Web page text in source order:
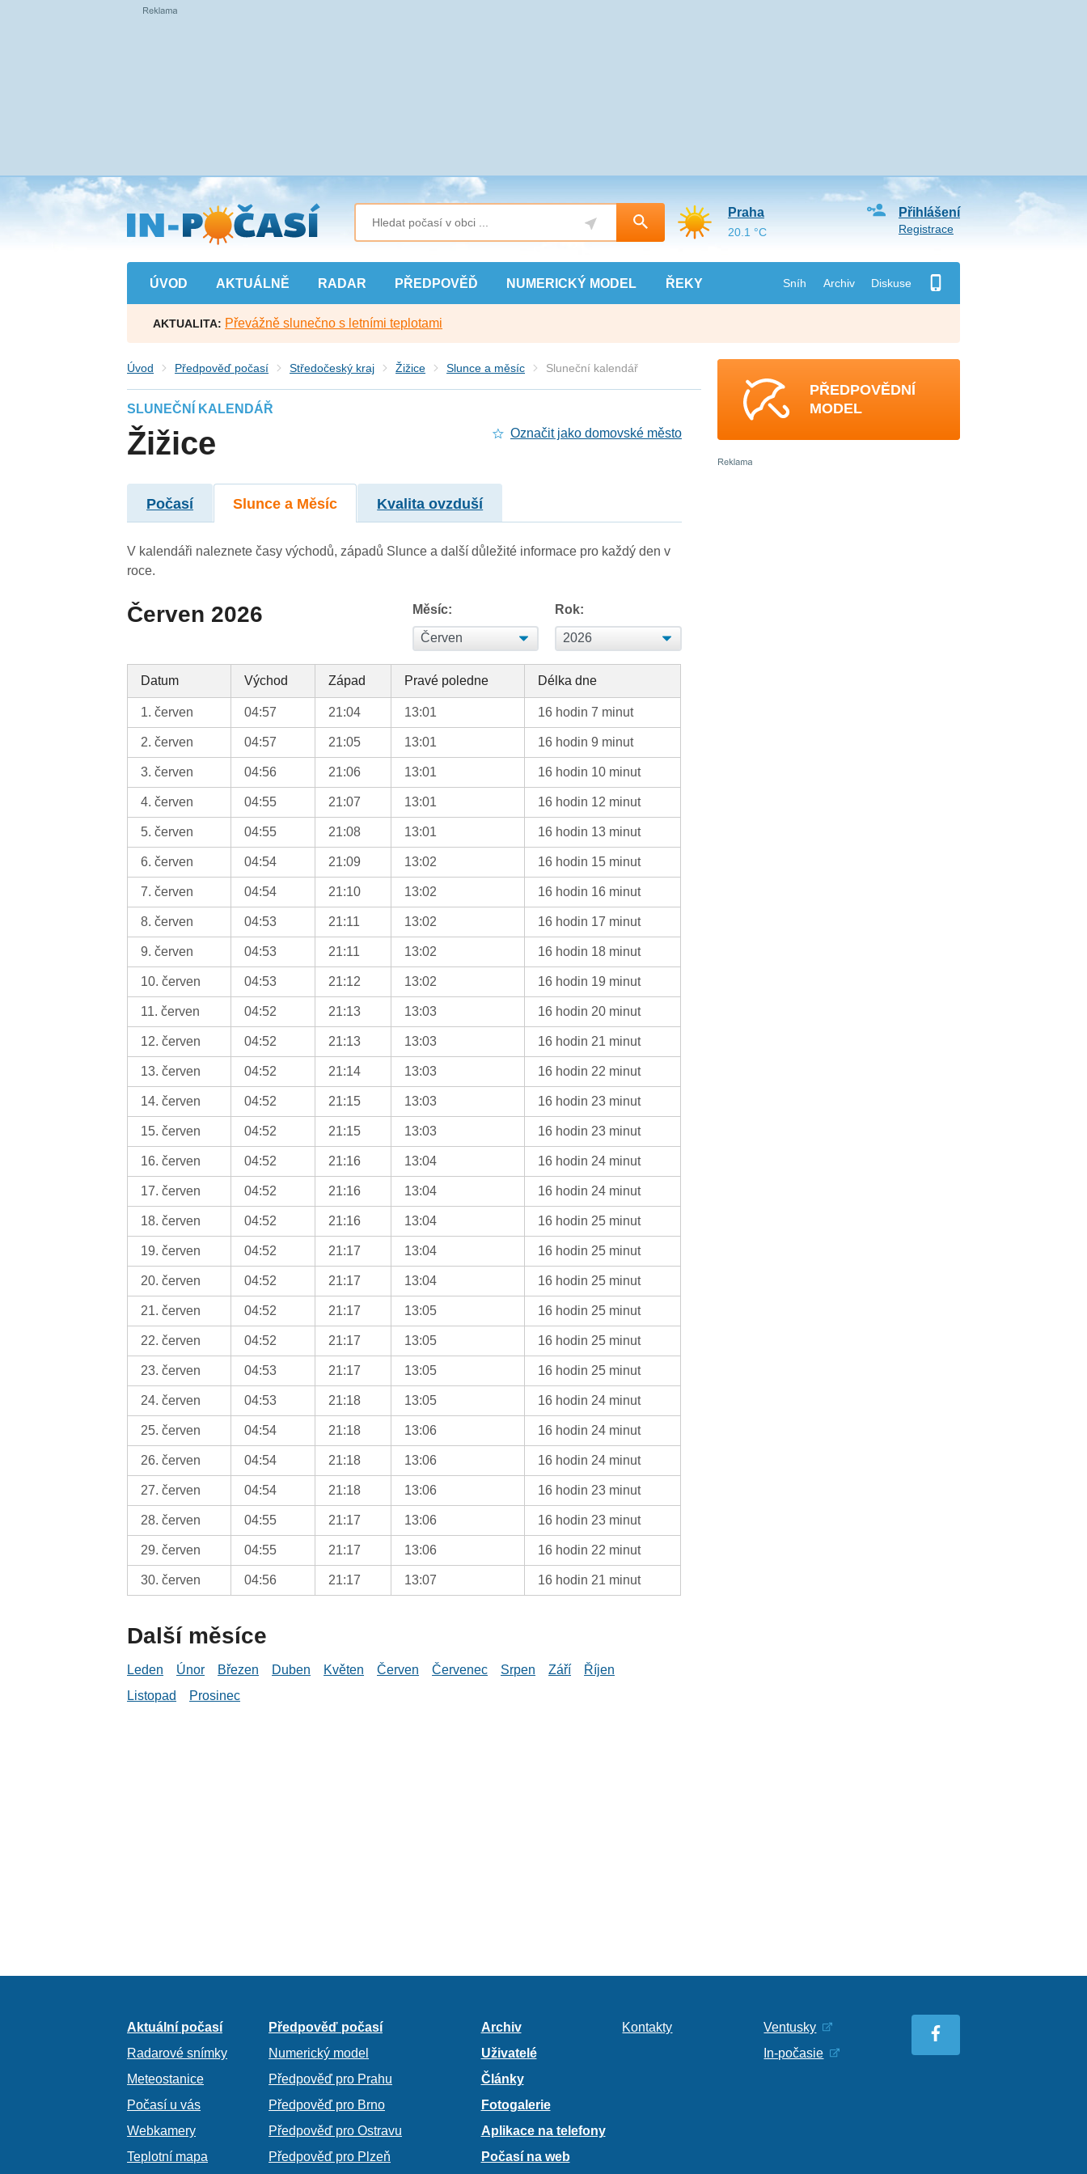
Přejít
na
hlavní
obsah
ÚVOD AKTUÁLNĚ RADAR PŘEDPOVĚĎ NUMERICKÝ MODEL ŘEKY Sníh Archiv Diskuse
Přihlášení
Registrace
Praha
20.1 °C
AKTUALITA: Převážně slunečno s letními teplotami
Úvod Předpověď počasí Středočeský kraj Žižice Slunce a měsíc Sluneční kalendář
SLUNEČNÍ KALENDÁŘ
Žižice Označit jako domovské město
Počasí Slunce a Měsíc Kvalita ovzduší
V kalendáři naleznete časy východů, západů Slunce a další důležité informace pro každý den v
roce.
Červen 2026 Měsíc: Rok:
Datum Východ Západ Pravé poledne Délka dne
1. červen 04:57 21:04 13:01 16 hodin 7 minut
2. červen 04:57 21:05 13:01 16 hodin 9 minut
3. červen 04:56 21:06 13:01 16 hodin 10 minut
4. červen 04:55 21:07 13:01 16 hodin 12 minut
5. červen 04:55 21:08 13:01 16 hodin 13 minut
6. červen 04:54 21:09 13:02 16 hodin 15 minut
7. červen 04:54 21:10 13:02 16 hodin 16 minut
8. červen 04:53 21:11 13:02 16 hodin 17 minut
9. červen 04:53 21:11 13:02 16 hodin 18 minut
10. červen 04:53 21:12 13:02 16 hodin 19 minut
11. červen 04:52 21:13 13:03 16 hodin 20 minut
12. červen 04:52 21:13 13:03 16 hodin 21 minut
13. červen 04:52 21:14 13:03 16 hodin 22 minut
14. červen 04:52 21:15 13:03 16 hodin 23 minut
15. červen 04:52 21:15 13:03 16 hodin 23 minut
16. červen 04:52 21:16 13:04 16 hodin 24 minut
17. červen 04:52 21:16 13:04 16 hodin 24 minut
18. červen 04:52 21:16 13:04 16 hodin 25 minut
19. červen 04:52 21:17 13:04 16 hodin 25 minut
20. červen 04:52 21:17 13:04 16 hodin 25 minut
21. červen 04:52 21:17 13:05 16 hodin 25 minut
22. červen 04:52 21:17 13:05 16 hodin 25 minut
23. červen 04:53 21:17 13:05 16 hodin 25 minut
24. červen 04:53 21:18 13:05 16 hodin 24 minut
25. červen 04:54 21:18 13:06 16 hodin 24 minut
26. červen 04:54 21:18 13:06 16 hodin 24 minut
27. červen 04:54 21:18 13:06 16 hodin 23 minut
28. červen 04:55 21:17 13:06 16 hodin 23 minut
29. červen 04:55 21:17 13:06 16 hodin 22 minut
30. červen 04:56 21:17 13:07 16 hodin 21 minut
Další měsíce
Leden Únor Březen Duben Květen Červen Červenec Srpen Září
Říjen
Listopad
Prosinec
PŘEDPOVĚDNÍ
MODEL
Aktuální počasí
Radarové snímky
Meteostanice
Počasí u vás
Webkamery
Teplotní mapa
Předpověď počasí
Numerický model
Předpověď pro Prahu
Předpověď pro Brno
Předpověď pro Ostravu
Předpověď pro Plzeň
Archiv
Uživatelé
Články
Fotogalerie
Aplikace na telefony
Počasí na web
Kontakty
Ventusky
In-počasie